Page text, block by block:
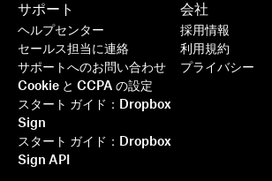
サポート
ヘルプセンター
セールス担当に連絡
サポートへのお問い合わせ
Cookie と CCPA の設定
スタート ガイド：Dropbox
Sign
スタート ガイド：Dropbox
Sign API
会社
採用情報
利用規約
プライバシー